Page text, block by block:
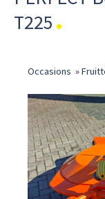
T225
Occasions »